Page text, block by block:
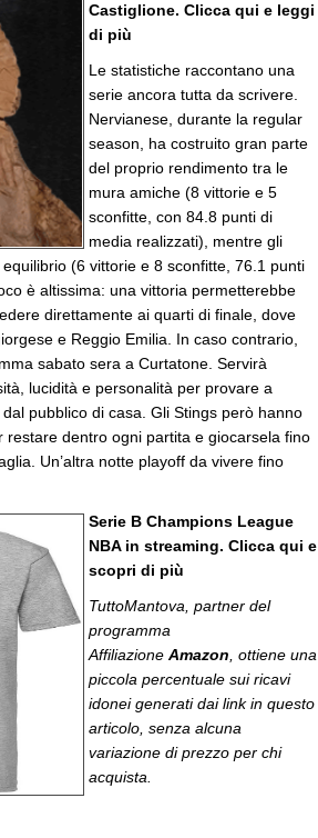
Castiglione. Clicca qui e leggi
di più
Le statistiche raccontano una
serie ancora tutta da scrivere.
Nervianese, durante la regular
season, ha costruito gran parte
del proprio rendimento tra le
mura amiche (8 vittorie e 5
sconfitte, con 84.8 punti di
media realizzati), mentre gli
(6 vittorie e 8 sconfitte, 76.1 punti
è altissima: una vittoria permetterebbe
direttamente ai quarti di finale, dove
e Reggio Emilia. In caso contrario,
sabato sera a Curtatone. Servirà
lucidità e personalità per provare a
pubblico di casa. Gli Stings però hanno
dentro ogni partita e giocarsela fino
Un’altra notte playoff da vivere fino
Serie B Champions League
NBA in streaming. Clicca qui e
scopri di più
TuttoMantova, partner del
programma
Affiliazione Amazon , ottiene una
piccola percentuale sui ricavi
idonei generati dai link in questo
articolo, senza alcuna
variazione di prezzo per chi
acquista.